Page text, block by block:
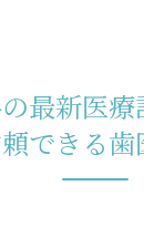
最新医
できる歯